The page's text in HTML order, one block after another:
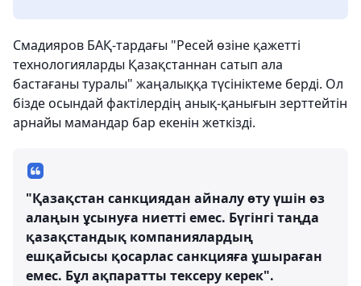
Смадияров БАҚ-тардағы "Ресей өзіне қажетті
технологияларды Қазақстаннан сатып ала
бастағаны туралы" жаңалыққа түсініктеме берді. Ол
бізде осындай фактілердің анық-қанығын зерттейтін
арнайы мамандар бар екенін жеткізді.
"Қазақстан санкциядан айналу өту үшін өз
алаңын ұсынуға ниетті емес. Бүгінгі таңда
қазақстандық компаниялардың
ешқайсысы қосарлас санкцияға ұшыраған
емес. Бұл ақпаратты тексеру керек".